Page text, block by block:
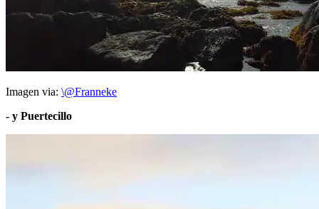
Imagen via: \@Franneke
- y Puertecillo